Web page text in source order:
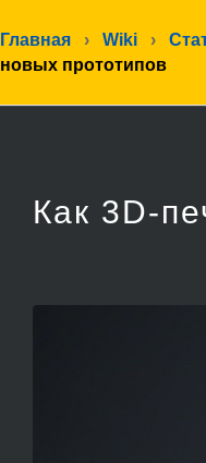
Главная › Wiki ›
новых прототипов
Как 3D-